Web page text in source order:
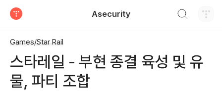
Asecurity
Games/Star Rail
스타레일 - 부현 종결 육성 및 유
물, 파티 조합